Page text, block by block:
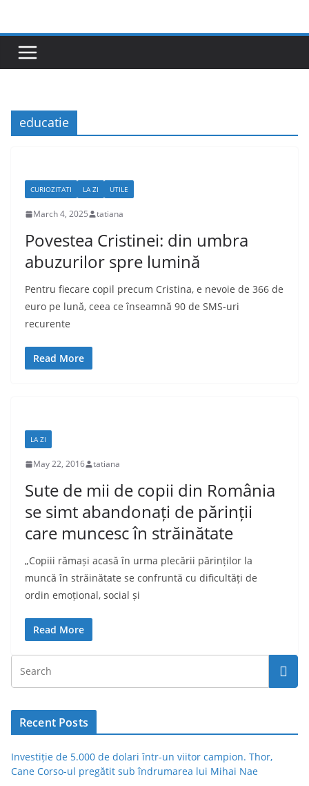
content
educatie
CURIOZITATI LA ZI UTILE
March 4, 2025 tatiana
Povestea Cristinei: din umbra
abuzurilor spre lumină
Pentru fiecare copil precum Cristina, e nevoie de 366 de
euro pe lună, ceea ce înseamnă 90 de SMS-uri
recurente
Read More
LA ZI
May 22, 2016 tatiana
Sute de mii de copii din România
se simt abandonați de părinții
care muncesc în străinătate
„Copiii rămași acasă în urma plecării părinților la
muncă în străinătate se confruntă cu dificultăți de
ordin emoțional, social și
Read More
Recent Posts
Investiție de 5.000 de dolari într-un viitor campion. Thor,
Cane Corso-ul pregătit sub îndrumarea lui Mihai Nae